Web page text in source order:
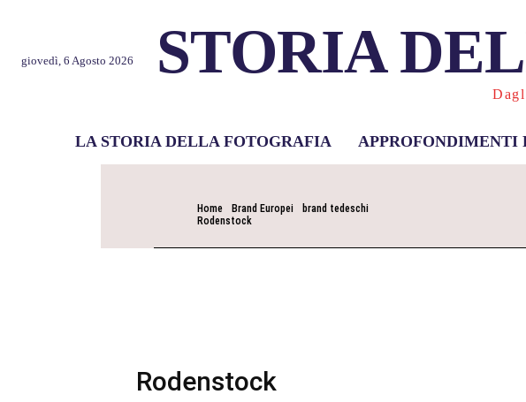
giovedì, 6 Agosto 2026 STORIA
LA STORIA DELLA FOTOGRAFIA APPROFONDIMENTI
Home Brand Europei
brand tedeschi
Rodenstock
Rodenstock